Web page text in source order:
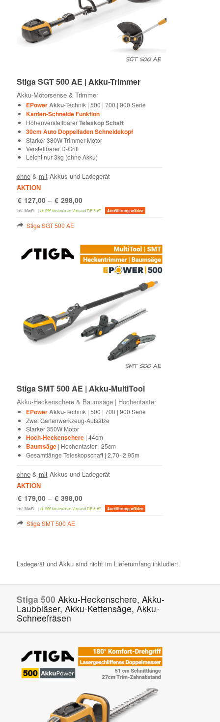
Stiga SGT 500 AE | Akku-Trimmer
Akku-Motorsense & Trimmer
EPowerAkku-Technik | 500 | 700 | 900 Serie
Kanten-Schneide Funktion
HöhenverstellbarerTeleskop Schaft
30cm Auto Doppelfaden Schneidekopf
Starker 380W Trimmer-Motor
Verstellbarer D-Griff
Leicht nur 3kg (ohne Akku)
ohne& mitAkkus und Ladegerät
AKTION
€ 127,00 – € 298,00
inkl. MwSt. |ab 99€ kostenloser Versand DE & AT Ausführung wählen
auf.
Die
Optionen
können
auf
der
Produktseite
Stiga SGT 500 AE
Stiga SMT 500 AE | Akku-MultiTool
Akku-Heckenschere & Baumsäge | Hochentaster
EPowerAkku-Technik | 500 | 700 | 900 Serie
Zwei Gartenwerkzeug-Aufsätze
Starker 350W Motor
Hoch-Heckenschere| 44cm
Baumsäge| Hochentaster | 25cm
Gesamtlänge Teleskopschaft | 2,70- 2,95m
ohne& mitAkkus und Ladegerät
AKTION
€ 179,00 – € 398,00
inkl. MwSt. |ab 99€ kostenloser Versand DE & AT Ausführung wählen
können
gewählt
werden
Stiga SMT 500 AE
Ladegerät und Akku sind nicht im Lieferumfang inkludiert.
Stiga 500 Akku-Heckenschere, Akku-
Laubbläser, Akku-Kettensäge, Akku-
Schneefräsen